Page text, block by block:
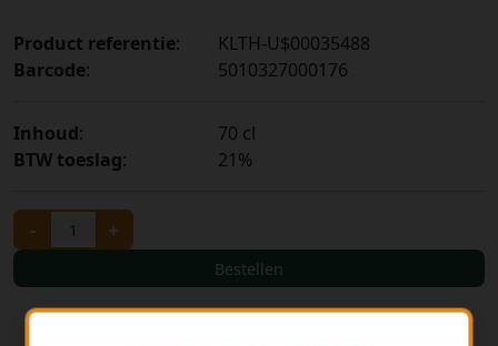
Product referentie:
KLTH-U$00035488
Barcode: 5010327000176
Inhoud:
70 cl
BTW toeslag: 21%
- +
Bestellen